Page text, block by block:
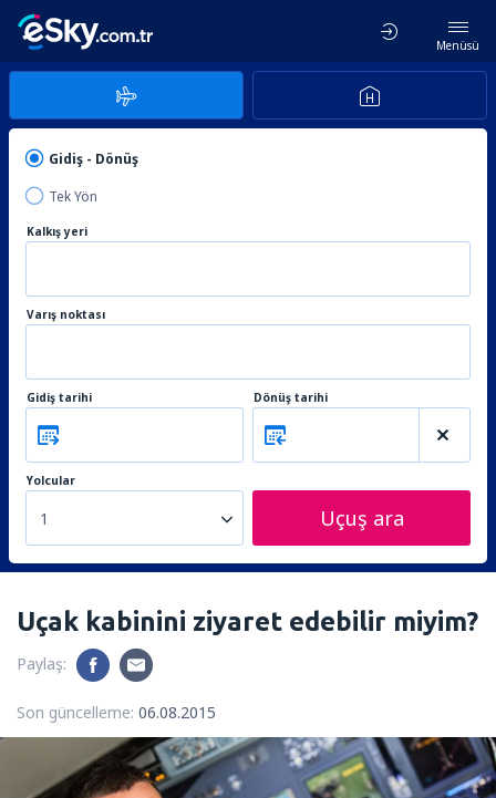
Menüsü
Gidiş - Dönüş
Tek Yön
Kalkış yeri
Varış noktası
Gidiş tarihi Dönüş tarihi
Yolcular
1 Uçuş ara
Uçak kabinini ziyaret edebilir miyim?
Paylaş:
Son güncelleme: 06.08.2015